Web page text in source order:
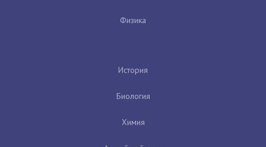
Физика
История
Биология
Химия